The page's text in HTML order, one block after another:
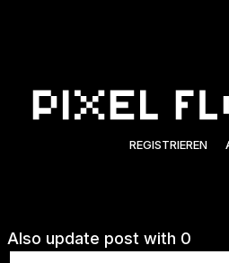
REGISTRIEREN
Also update post with 0